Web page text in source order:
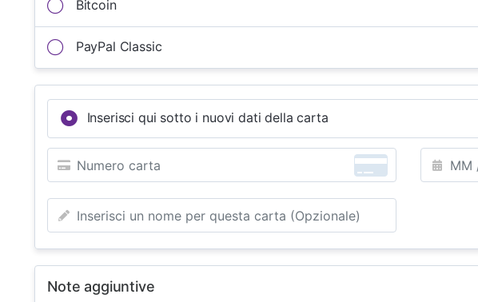
Bitcoin
PayPal Classic
Inserisci qui sotto i nuovi dati della carta
Note aggiuntive